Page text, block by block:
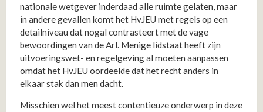
nationale wetgever inderdaad alle ruimte gelaten, maar
in andere gevallen komt het HvJEU met regels op een
detailniveau dat nogal contrasteert met de vage
bewoordingen van de Arl. Menige lidstaat heeft zijn
uitvoeringswet- en regelgeving al moeten aanpassen
omdat het HvJEU oordeelde dat het recht anders in
elkaar stak dan men dacht.
Misschien wel het meest contentieuze onderwerp in deze